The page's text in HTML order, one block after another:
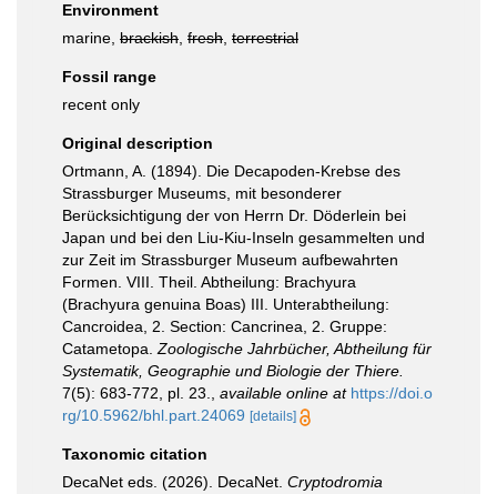
Environment
marine, brackish fresh terrestrial
Fossil range
recent only
Original description
Ortmann, A. (1894). Die Decapoden-Krebse des
Strassburger Museums, mit besonderer
Berücksichtigung der von Herrn Dr. Döderlein bei
Japan und bei den Liu-Kiu-Inseln gesammelten und
zur Zeit im Strassburger Museum aufbewahrten
Formen. VIII. Theil. Abtheilung: Brachyura
(Brachyura genuina Boas) III. Unterabtheilung:
Cancroidea, 2. Section: Cancrinea, 2. Gruppe:
Catametopa. Zoologische Jahrbücher, Abtheilung für
Systematik, Geographie und Biologie der Thiere.
7(5): 683-772, pl. 23.
available online at https://doi.o
rg/10.5962/bhl.part.24069 [details]
Taxonomic citation
DecaNet eds. (2026). DecaNet. Cryptodromia